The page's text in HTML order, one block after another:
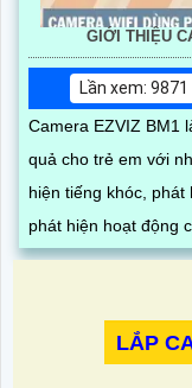
GIỚI THIỆU
Lần xem: 9871
Camera EZVIZ BM1
quả cho trẻ em với
hiện tiếng khóc,
phát hiện hoạt động
LẮP